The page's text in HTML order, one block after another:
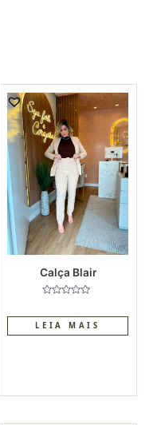
Calça Blair
de
5
LEIA MAIS